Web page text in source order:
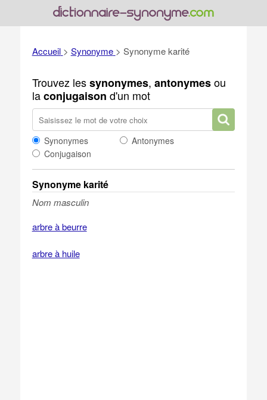
Accueil > Synonyme > Synonyme karité
Trouvez lessynonymes, antonymesou
laconjugaison d'un mot
Synonymes
Antonymes
Conjugaison
Synonyme karité
Nom masculin
arbre à beurre
arbre à huile